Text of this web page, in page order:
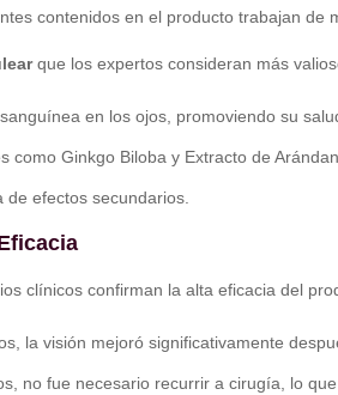
contenidos en el producto trabajan
que los expertos consideran más
en los ojos, promoviendo su
como Ginkgo Biloba y Extracto de
de efectos secundarios.
clínicos confirman la alta eficacia del
la visión mejoró significativamente
no fue necesario recurrir a cirugía, lo